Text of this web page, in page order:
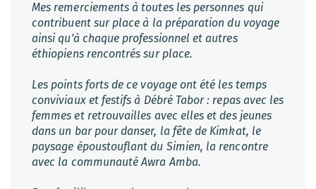
Mes remerciements à toutes les personnes qui
contribuent sur place à la préparation du voyage
ainsi qu'à chaque professionnel et autres
éthiopiens rencontrés sur place.
Les points forts de ce voyage ont été les temps
conviviaux et festifs à Débré Tabor : repas avec les
femmes et retrouvailles avec elles et des jeunes
dans un bar pour danser, la fête de Kimkat, le
paysage époustouflant du Simien, la rencontre
avec la communauté Awra Amba.